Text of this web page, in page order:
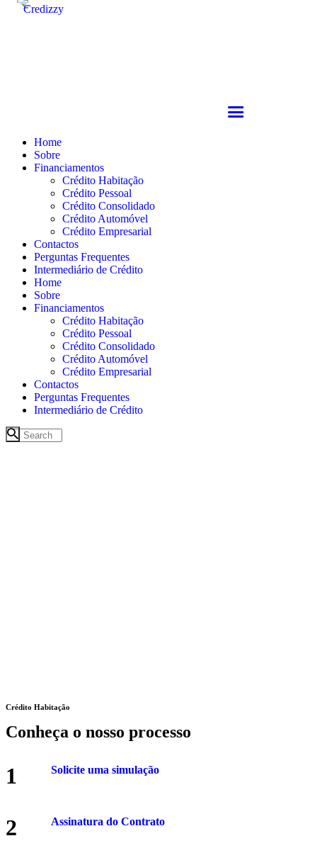
Home
Sobre
Financiamentos
Crédito Habitação
Crédito Pessoal
Crédito Consolidado
Crédito Automóvel
Crédito Empresarial
Contactos
Perguntas Frequentes
Intermediário de Crédito
Home
Sobre
Financiamentos
Crédito Habitação
Crédito Pessoal
Crédito Consolidado
Crédito Automóvel
Crédito Empresarial
Contactos
Perguntas Frequentes
Intermediário de Crédito
Crédito Habitação
Conheça o nosso processo
1 Solicite uma simulação
2 Assinatura do Contrato